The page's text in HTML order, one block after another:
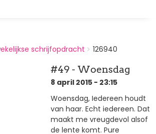
schrijfopdracht 126940
#49 - Woensdag
8 april 2015 - 23:15
Woensdag, Iedereen houdt
van haar. Echt iedereen. Dat
maakt me vreugdevol alsof
de lente komt. Pure